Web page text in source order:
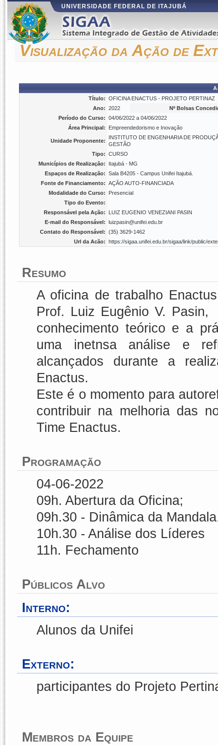
UNIVERSIDADE FEDERAL DE ITAJUBÁ
Visualização da Ação de
Título: OFICINA ENACTUS - PROJETO PERTINAZ
Ano: 2022
Nº Bolsas
Período do Curso: 04/06/2022 a 04/06/2022
Área Principal:
Empreendedorismo e Inovação
Unidade Proponente:
INSTITUTO DE ENGENHARIA DE
GESTÃO
Tipo: CURSO
Municípios de Realização:
Itajubá - MG
Espaços de Realização: Sala B4205 - Campus Unifei Itajubá.
Fonte de Financiamento: AÇÃO AUTO-FINANCIADA
Modalidade do Curso:
Presencial
Tipo do Evento:
Responsável pela Ação:
LUIZ EUGENIO VENEZIANI PASIN
E-mail do Responsável: luizpasin@unifei.edu.br
Contato do Responsável: (35) 3629-1462
Url da Acão: https://sigaa.unifei.edu.br/sigaa/link/public/
Resumo
A oficina de trabalho
Prof. Luiz Eugênio V.
conhecimento teórico e a
uma inetnsa análise e
alcançados durante a
Enactus.
Este é o momento para
contribuir na melhoria das
Time Enactus.
Programação
04-06-2022
09h. Abertura da Oficina;
09h.30 - Dinâmica da
10h.30 - Análise dos Líderes
11h. Fechamento
Públicos Alvo
Interno:
Alunos da Unifei
Externo:
participantes do Projeto
Membros da Equipe